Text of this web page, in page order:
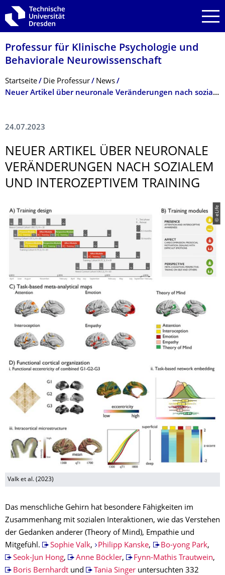
Zur Hauptnavigation springen
Zur Suche springen
Zum Inhalt springen
Professur für Klinische Psychologie und
Behaviorale Neurowissenschaft
Breadcrumb-Menü
Startseite Die Professur
News
Neuer Artikel über neuronale Veränderungen nach sozialem und interozeptivem Training
24.07.2023
NEUER ARTIKEL ÜBER NEURONALE
VERÄNDERUNGEN NACH SOZIALEM
UND INTEROZEPTIVEM TRAINING
© eLife
Valk et al. (2023)
Das menschliche Gehirn hat besondere Fähigkeiten im
Zusammenhang mit sozialen Interaktionen, wie das Verstehen
der Gedanken anderer (Theory of Mind), Empathie und
Mitgefühl.
Sophie Valk, Philipp Kanske, Bo-yong Park,
Seok-Jun Hong, Anne Böckler, Fynn-Mathis Trautwein,
Boris Bernhardtund Tania Singeruntersuchten 332